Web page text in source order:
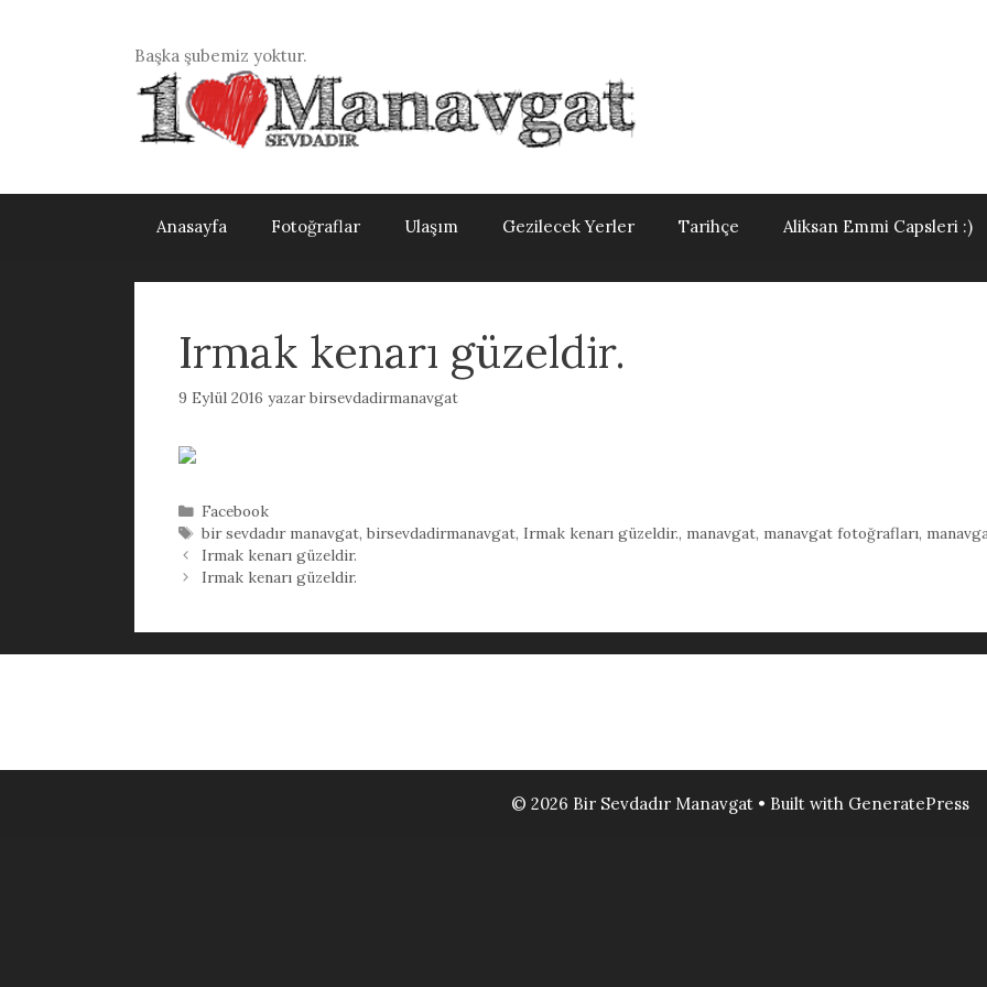
Başka şubemiz yoktur.
Anasayfa Fotoğraflar Ulaşım Gezilecek Yerler Tarihçe Aliksan Emmi Capsleri :)
Irmak kenarı güzeldir.
9 Eylül 2016 yazarbirsevdadirmanavgat
Kategoriler
Facebook
Etiketler
bir sevdadır manavgat,birsevdadirmanavgat, Irmak kenarı güzeldir., manavgat, manavgat fotoğrafları,
Irmak kenarı güzeldir.
Irmak kenarı güzeldir.
© 2026 Bir Sevdadır Manavgat • Built with GeneratePress